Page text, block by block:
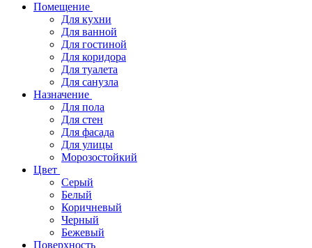
Помещение
Для кухни
Для ванной
Для гостиной
Для коридора
Для туалета
Для санузла
Назначение
Для пола
Для стен
Для фасада
Для улицы
Морозостойкий
Цвет
Серый
Белый
Коричневый
Черный
Бежевый
Поверхность